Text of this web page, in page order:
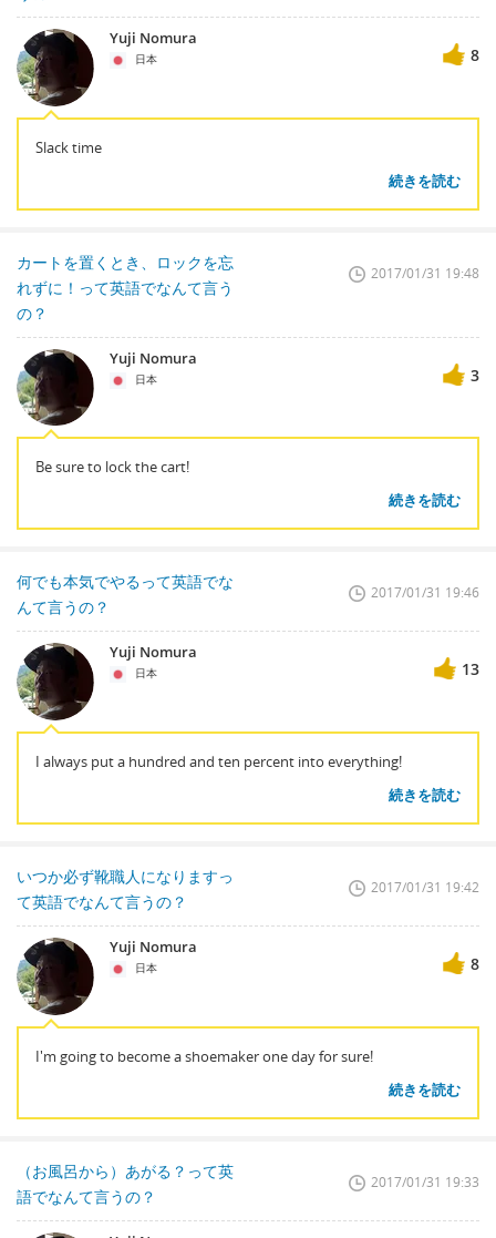
Yuji Nomura
日本 8
Slack time
続きを読む
カートを置くとき、ロックを忘
れずに！って英語でなんて言う
の？
2017/01/31 19:48
Yuji Nomura
日本 3
Be sure to lock the cart!
続きを読む
何でも本気でやるって英語でな
んて言うの？
2017/01/31 19:46
Yuji Nomura
日本 13
I always put a hundred and ten percent into everything!
続きを読む
いつか必ず靴職人になりますっ
て英語でなんて言うの？
2017/01/31 19:42
Yuji Nomura
日本 8
I'm going to become a shoemaker one day for sure!
続きを読む
（お風呂から）あがる？って英
語でなんて言うの？
2017/01/31 19:33